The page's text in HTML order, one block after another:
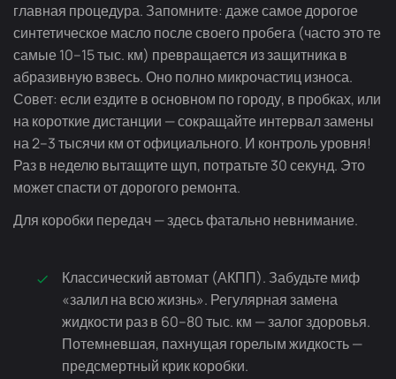
главная процедура. Запомните: даже самое дорогое
синтетическое масло после своего пробега (часто это те
самые 10–15 тыс. км) превращается из защитника в
абразивную взвесь. Оно полно микрочастиц износа.
Совет: если ездите в основном по городу, в пробках, или
на короткие дистанции — сокращайте интервал замены
на 2–3 тысячи км от официального. И контроль уровня!
Раз в неделю вытащите щуп, потратьте 30 секунд. Это
может спасти от дорогого ремонта.
Для коробки передач — здесь фатально невнимание.
Классический автомат (АКПП). Забудьте миф
«залил на всю жизнь». Регулярная замена
жидкости раз в 60–80 тыс. км — залог здоровья.
Потемневшая, пахнущая горелым жидкость —
предсмертный крик коробки.